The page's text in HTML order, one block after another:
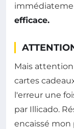
efficace.
Mais
cartes
l'erreur une
par Illicado.
encaissé mon